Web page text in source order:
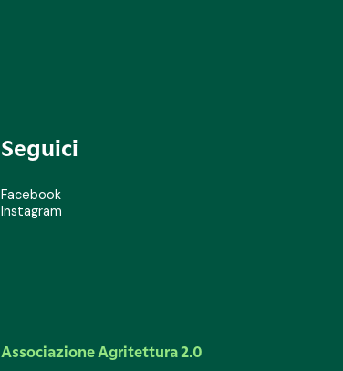
Seguici
Facebook
Instagram
Associazione Agritettura 2.0